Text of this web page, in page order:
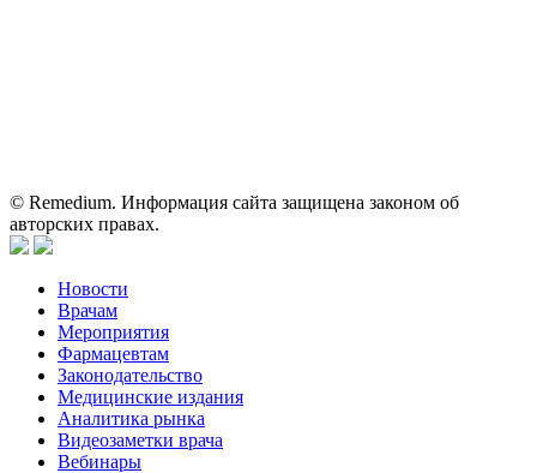
© Remedium. Информация сайта защищена законом об
авторских правах.
Новости
Врачам
Мероприятия
Фармацевтам
Законодательство
Медицинские издания
Аналитика рынка
Видеозаметки врача
Вебинары